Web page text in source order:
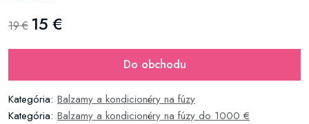
19 € 15 €
Do obchodu
Kategória: Balzamy a kondicionéry na fúzy
Kategória: Balzamy a kondicionéry na fúzy do 1000 €